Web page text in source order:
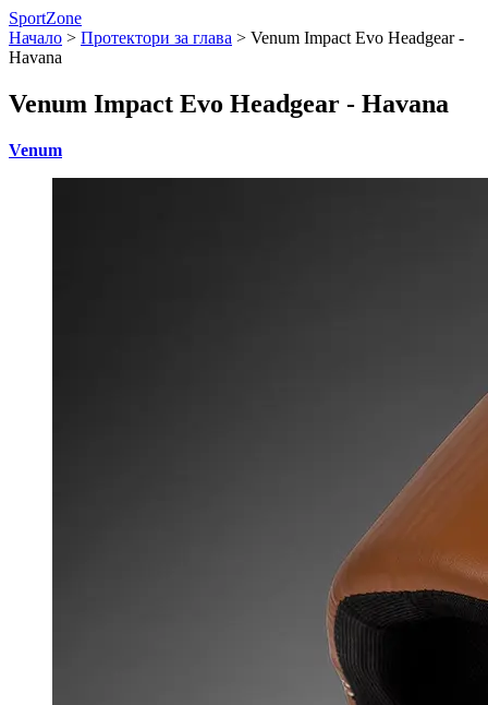
SportZone
Начало > Протектори за глава > Venum Impact Evo Headgear -
Havana
Venum Impact Evo Headgear - Havana
Venum